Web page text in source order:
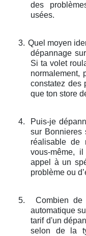
des
usées.
3. Quel moyen
dépannage
Si ta volet
normalement,
constatez des
que ton store
4.
Puis-je
sur Bonnieres
réalisable de
vous-même,
appel à un
problème ou
5.
Combien de
automatique
tarif d'un
selon de la